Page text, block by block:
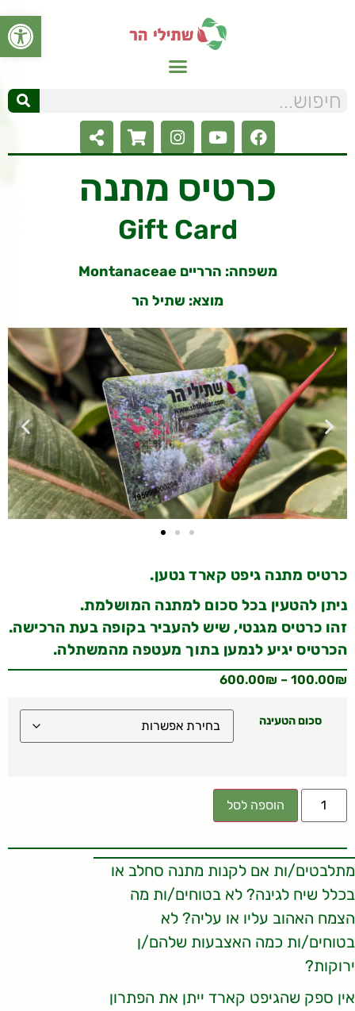
פתח
כרטיס מתנה
Gift Card
משפחה: הרריים Montanaceae
מוצא: שתיל הר
כרטיס מתנה גיפט קארד נטען.
ניתן להטעין בכל סכום למתנה המושלמת.
זהו כרטיס מגנטי, שיש להעביר בקופה בעת הרכישה.
הכרטיס יגיע לנמען בתוך מעטפה מהמשתלה.
100.00₪
–
600.00₪
סכום הטעינה
הוספה לסל
מתלבטים/ות אם לקנות מתנה סחלב או
בכלל שיח לגינה? לא בטוחים/ות מה
הצמח האהוב עליו או עליה? לא
בטוחים/ות כמה האצבעות שלהם/ן
ירוקות?
אין ספק שהגיפט קארד ייתן את הפתרון